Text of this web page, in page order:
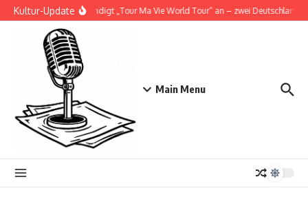
Zum Inhalt springen
Kultur-Update
Doja Cat kündigt „Tour Ma Vie World Tour“ an – zwei
Main Menu